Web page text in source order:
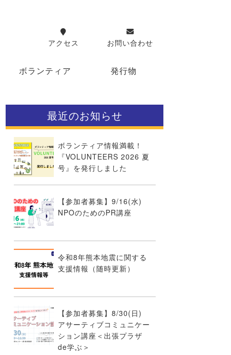
アクセス お問い合わせ
ボランティア 発行物
最近のお知らせ
ボランティア情報満載！
『VOLUNTEERS 2026 夏
号』を発行しました
【参加者募集】9/16(水)
NPOのためのPR講座
令和8年熊本地震に関する
支援情報（随時更新）
【参加者募集】8/30(日)
アサーティブコミュニケー
ション講座＜出張プラザ
de学ぶ＞